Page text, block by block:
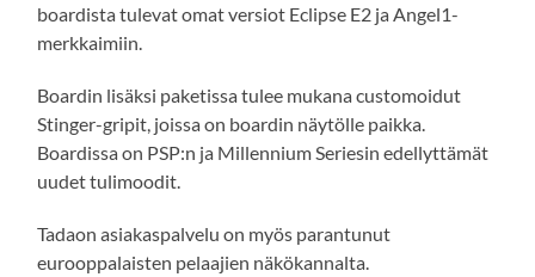
boardista tulevat omat versiot Eclipse E2 ja Angel1-
merkkaimiin.
Boardin lisäksi paketissa tulee mukana customoidut
Stinger-gripit, joissa on boardin näytölle paikka.
Boardissa on PSP:n ja Millennium Seriesin edellyttämät
uudet tulimoodit.
Tadaon asiakaspalvelu on myös parantunut
eurooppalaisten pelaajien näkökannalta.